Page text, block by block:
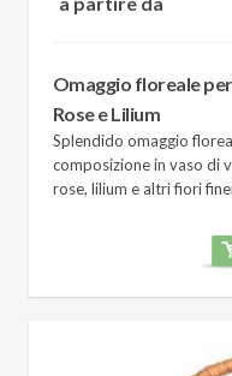
Omaggio floreale
Rose e Lilium
Splendido omaggio
composizione in vaso di
rose, lilium e altri fiori